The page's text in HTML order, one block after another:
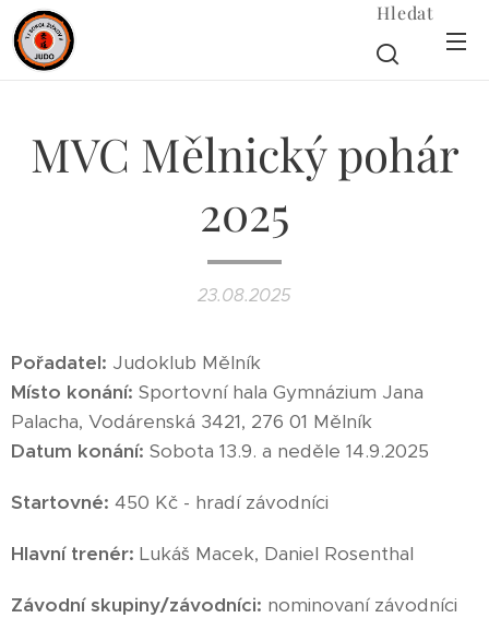
Hledat
MVC Mělnický pohár
2025
23.08.2025
Pořadatel: Judoklub Mělník
Místo konání: Sportovní hala Gymnázium Jana
Palacha, Vodárenská 3421, 276 01 Mělník
Datum konání: Sobota 13.9. a neděle 14.9.2025
Startovné: 450 Kč - hradí závodníci
Hlavní trenér: Lukáš Macek, Daniel Rosenthal
Závodní skupiny/závodníci: nominovaní závodníci